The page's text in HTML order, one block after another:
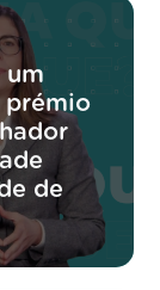
um
prémio
de